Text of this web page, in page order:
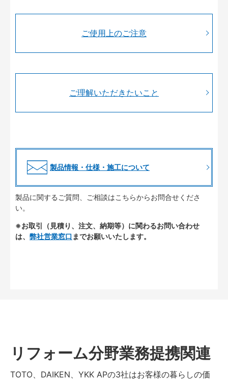
ご使用上のご注意
ご理解いただきたいこと
製品情報・仕様・施工について
製品に関するご質問、ご相談はこちらからお問合せくださ
い。
※お取引（見積り、注文、納期等）に関わるお問い合わせ
は、 弊社営業窓口 までお願いいたします。
リフォーム分野業務提携関連
TOTO、DAIKEN、YKK APの3社はお客様の暮らしの価